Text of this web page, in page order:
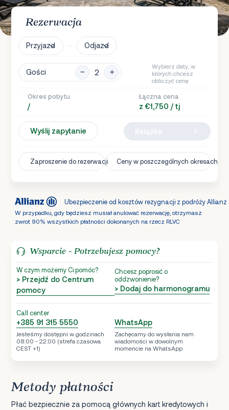
Rezerwacja
Przyjazd Odjazd
Gości
Wybierz daty, w
których chcesz
obliczyć cenę
Okres pobytu
/
Łączna cena
z €1,750 / tj
Wyślij zapytanie
Zaproszenie do rezerwacji Ceny w poszczególnych okresach
Ubezpieczenie od kosztów rezygnacji z podróży Allianz
W przypadku, gdy będziesz musiał anulować rezerwację, otrzymasz
zwrot 90% wszystkich płatności dokonanych na rzecz RLVC
Wsparcie - Potrzebujesz pomocy?
W czym możemy Ci pomóc?
> Przejdź do Centrum
pomocy
Chcesz poprosić o
oddzwonienie?
> Dodaj do harmonogramu
Call center
+385 91 315 5550
Jesteśmy dostępni w godzinach
08:00 - 22:00 (strefa czasowa
CEST +1)
WhatsApp
Zachęcamy do wysłania nam
wiadomości w dowolnym
momencie na WhatsApp
Metody płatności
Płać bezpiecznie za pomocą głównych kart kredytowych i